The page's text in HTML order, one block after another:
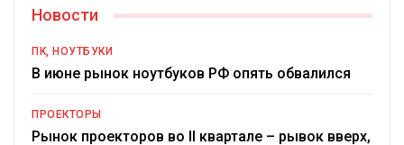
Новости
ПК, НОУТБУКИ
В июне рынок ноутбуков РФ опять обвалился
ПРОЕКТОРЫ
Рынок проекторов во II квартале – рывок вверх,